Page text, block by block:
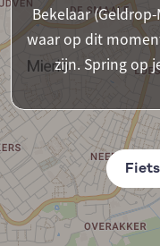
Bekelaar
waar op dit
zijn. Spring op